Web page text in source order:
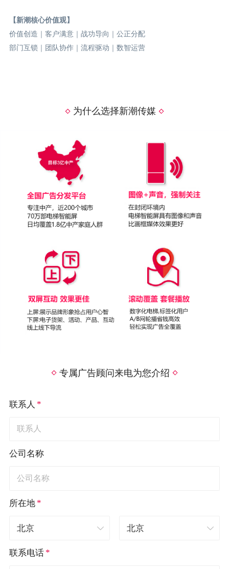
【新潮核心价值观】
价值创造｜客户满意｜战功导向｜公正分配
部门互锁｜团队协作｜流程驱动｜数智运营
为什么选择新潮传媒
专属广告顾问来电为您介绍
联系人 *
公司名称
所在地 *
联系电话 *